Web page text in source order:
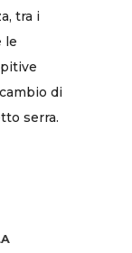
tra i
le
di
serra.